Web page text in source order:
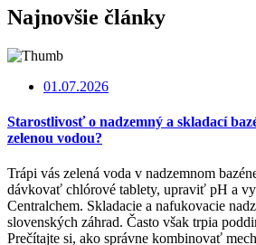
Najnovšie články
01.07.2026
Starostlivosť o nadzemný a skladací
zelenou vodou?
Trápi vás zelená voda v nadzemnom
dávkovať chlórové tablety, upraviť pH a
Centralchem. Skladacie a nafukovacie
slovenských záhrad. Často však trpia
Prečítajte si, ako správne kombinovať